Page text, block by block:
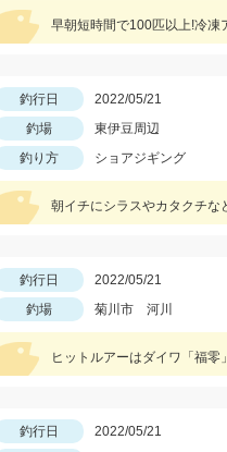
早朝短時間で100匹以上!冷凍
釣行日 2022/05/21
釣場
東伊豆周辺
釣り方
ショアジギング
朝イチにシラスやカタクチな
釣行日 2022/05/21
釣場
菊川市 河川
ヒットルアーはダイワ「福零
釣行日 2022/05/21